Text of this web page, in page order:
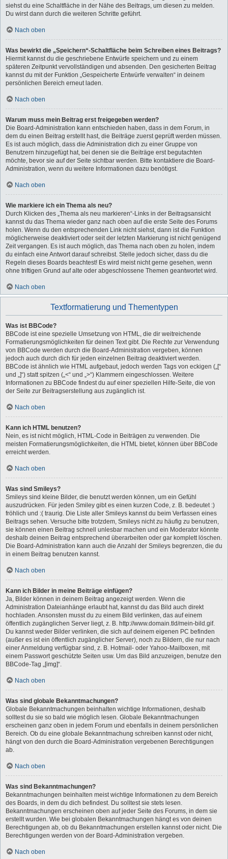
siehst du eine Schaltfläche in der Nähe des Beitrags, um diesen zu melden.
Du wirst dann durch die weiteren Schritte geführt.
Nach oben
Was bewirkt die „Speichern“-Schaltfläche beim Schreiben eines Beitrags?
Hiermit kannst du die geschriebene Entwürfe speichern und zu einem
späteren Zeitpunkt vervollständigen und absenden. Den gesicherten Beitrag
kannst du mit der Funktion „Gespeicherte Entwürfe verwalten“ in deinem
persönlichen Bereich erneut laden.
Nach oben
Warum muss mein Beitrag erst freigegeben werden?
Die Board-Administration kann entschieden haben, dass in dem Forum, in
dem du einen Beitrag erstellt hast, die Beiträge zuerst geprüft werden müssen.
Es ist auch möglich, dass die Administration dich zu einer Gruppe von
Benutzern hinzugefügt hat, bei denen sie die Beiträge erst begutachten
möchte, bevor sie auf der Seite sichtbar werden. Bitte kontaktiere die Board-
Administration, wenn du weitere Informationen dazu benötigst.
Nach oben
Wie markiere ich ein Thema als neu?
Durch Klicken des „Thema als neu markieren“-Links in der Beitragsansicht
kannst du das Thema wieder ganz nach oben auf die erste Seite des Forums
holen. Wenn du den entsprechenden Link nicht siehst, dann ist die Funktion
möglicherweise deaktiviert oder seit der letzten Markierung ist nicht genügend
Zeit vergangen. Es ist auch möglich, das Thema nach oben zu holen, indem
du einfach eine Antwort darauf schreibst. Stelle jedoch sicher, dass du die
Regeln dieses Boards beachtest! Es wird meist nicht gerne gesehen, wenn
ohne triftigen Grund auf alte oder abgeschlossene Themen geantwortet wird.
Nach oben
Textformatierung und Thementypen
Was ist BBCode?
BBCode ist eine spezielle Umsetzung von HTML, die dir weitreichende
Formatierungsmöglichkeiten für deinen Text gibt. Die Rechte zur Verwendung
von BBCode werden durch die Board-Administration vergeben, können
jedoch auch durch dich für jeden einzelnen Beitrag deaktiviert werden.
BBCode ist ähnlich wie HTML aufgebaut, jedoch werden Tags von eckigen („[“
und „]“) statt spitzen („<“ und „>“) Klammern eingeschlossen. Weitere
Informationen zu BBCode findest du auf einer speziellen Hilfe-Seite, die von
der Seite zur Beitragserstellung aus zugänglich ist.
Nach oben
Kann ich HTML benutzen?
Nein, es ist nicht möglich, HTML-Code in Beiträgen zu verwenden. Die
meisten Formatierungsmöglichkeiten, die HTML bietet, können über BBCode
erreicht werden.
Nach oben
Was sind Smileys?
Smileys sind kleine Bilder, die benutzt werden können, um ein Gefühl
auszudrücken. Für jeden Smiley gibt es einen kurzen Code, z. B. bedeutet :)
fröhlich und :( traurig. Die Liste aller Smileys kannst du beim Verfassen eines
Beitrags sehen. Versuche bitte trotzdem, Smileys nicht zu häufig zu benutzen,
sie können einen Beitrag schnell unlesbar machen und ein Moderator könnte
deshalb deinen Beitrag entsprechend überarbeiten oder gar komplett löschen.
Die Board-Administration kann auch die Anzahl der Smileys begrenzen, die du
in einem Beitrag benutzen kannst.
Nach oben
Kann ich Bilder in meine Beiträge einfügen?
Ja, Bilder können in deinem Beitrag angezeigt werden. Wenn die
Administration Dateianhänge erlaubt hat, kannst du das Bild auch direkt
hochladen. Ansonsten musst du zu einem Bild verlinken, das auf einem
öffentlich zugänglichen Server liegt, z. B. http://www.domain.tld/mein-bild.gif.
Du kannst weder Bilder verlinken, die sich auf deinem eigenen PC befinden
(außer es ist ein öffentlich zugänglicher Server), noch zu Bildern, die nur nach
einer Anmeldung verfügbar sind, z. B. Hotmail- oder Yahoo-Mailboxen, mit
einem Passwort geschützte Seiten usw. Um das Bild anzuzeigen, benutze den
BBCode-Tag „[img]“.
Nach oben
Was sind globale Bekanntmachungen?
Globale Bekanntmachungen beinhalten wichtige Informationen, deshalb
solltest du sie so bald wie möglich lesen. Globale Bekanntmachungen
erscheinen ganz oben in jedem Forum und ebenfalls in deinem persönlichen
Bereich. Ob du eine globale Bekanntmachung schreiben kannst oder nicht,
hängt von den durch die Board-Administration vergebenen Berechtigungen
ab.
Nach oben
Was sind Bekanntmachungen?
Bekanntmachungen beinhalten meist wichtige Informationen zu dem Bereich
des Boards, in dem du dich befindest. Du solltest sie stets lesen.
Bekanntmachungen erscheinen oben auf jeder Seite des Forums, in dem sie
erstellt wurden. Wie bei globalen Bekanntmachungen hängt es von deinen
Berechtigungen ab, ob du Bekanntmachungen erstellen kannst oder nicht. Die
Berechtigungen werden von der Board-Administration vergeben.
Nach oben